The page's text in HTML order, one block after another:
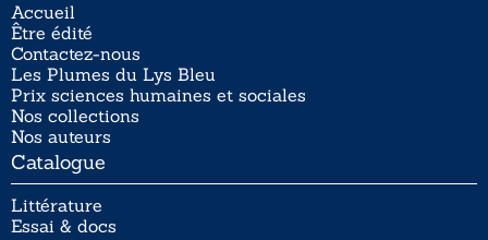
Accueil
Être édité
Contactez-nous
Les Plumes du Lys Bleu
Prix sciences humaines et sociales
Nos collections
Nos auteurs
Catalogue
Littérature
Essai & docs